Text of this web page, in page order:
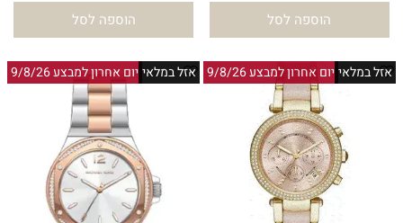
הוספה לסל הוספה לסל
יום אחרון למבצע 9/8/26אזל במלאי יום אחרון למבצע 9/8/26אזל במלאי